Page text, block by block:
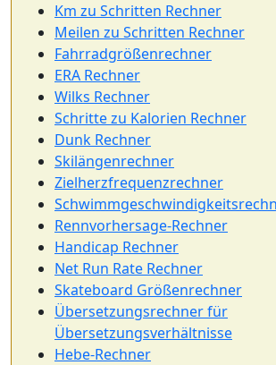
Km zu Schritten Rechner
Meilen zu Schritten Rechner
Fahrradgrößenrechner
ERA Rechner
Wilks Rechner
Schritte zu Kalorien Rechner
Dunk Rechner
Skilängenrechner
Zielherzfrequenzrechner
Rennvorhersage-Rechner
Handicap Rechner
Net Run Rate Rechner
Skateboard Größenrechner
Übersetzungsrechner für
Übersetzungsverhältnisse
Hebe-Rechner